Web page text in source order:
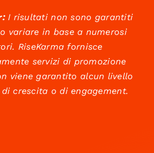
I risultati non sono garantiti
variare in base a numerosi
RiseKarma fornisce
servizi di promozione
viene garantito alcun livello
crescita o di engagement.